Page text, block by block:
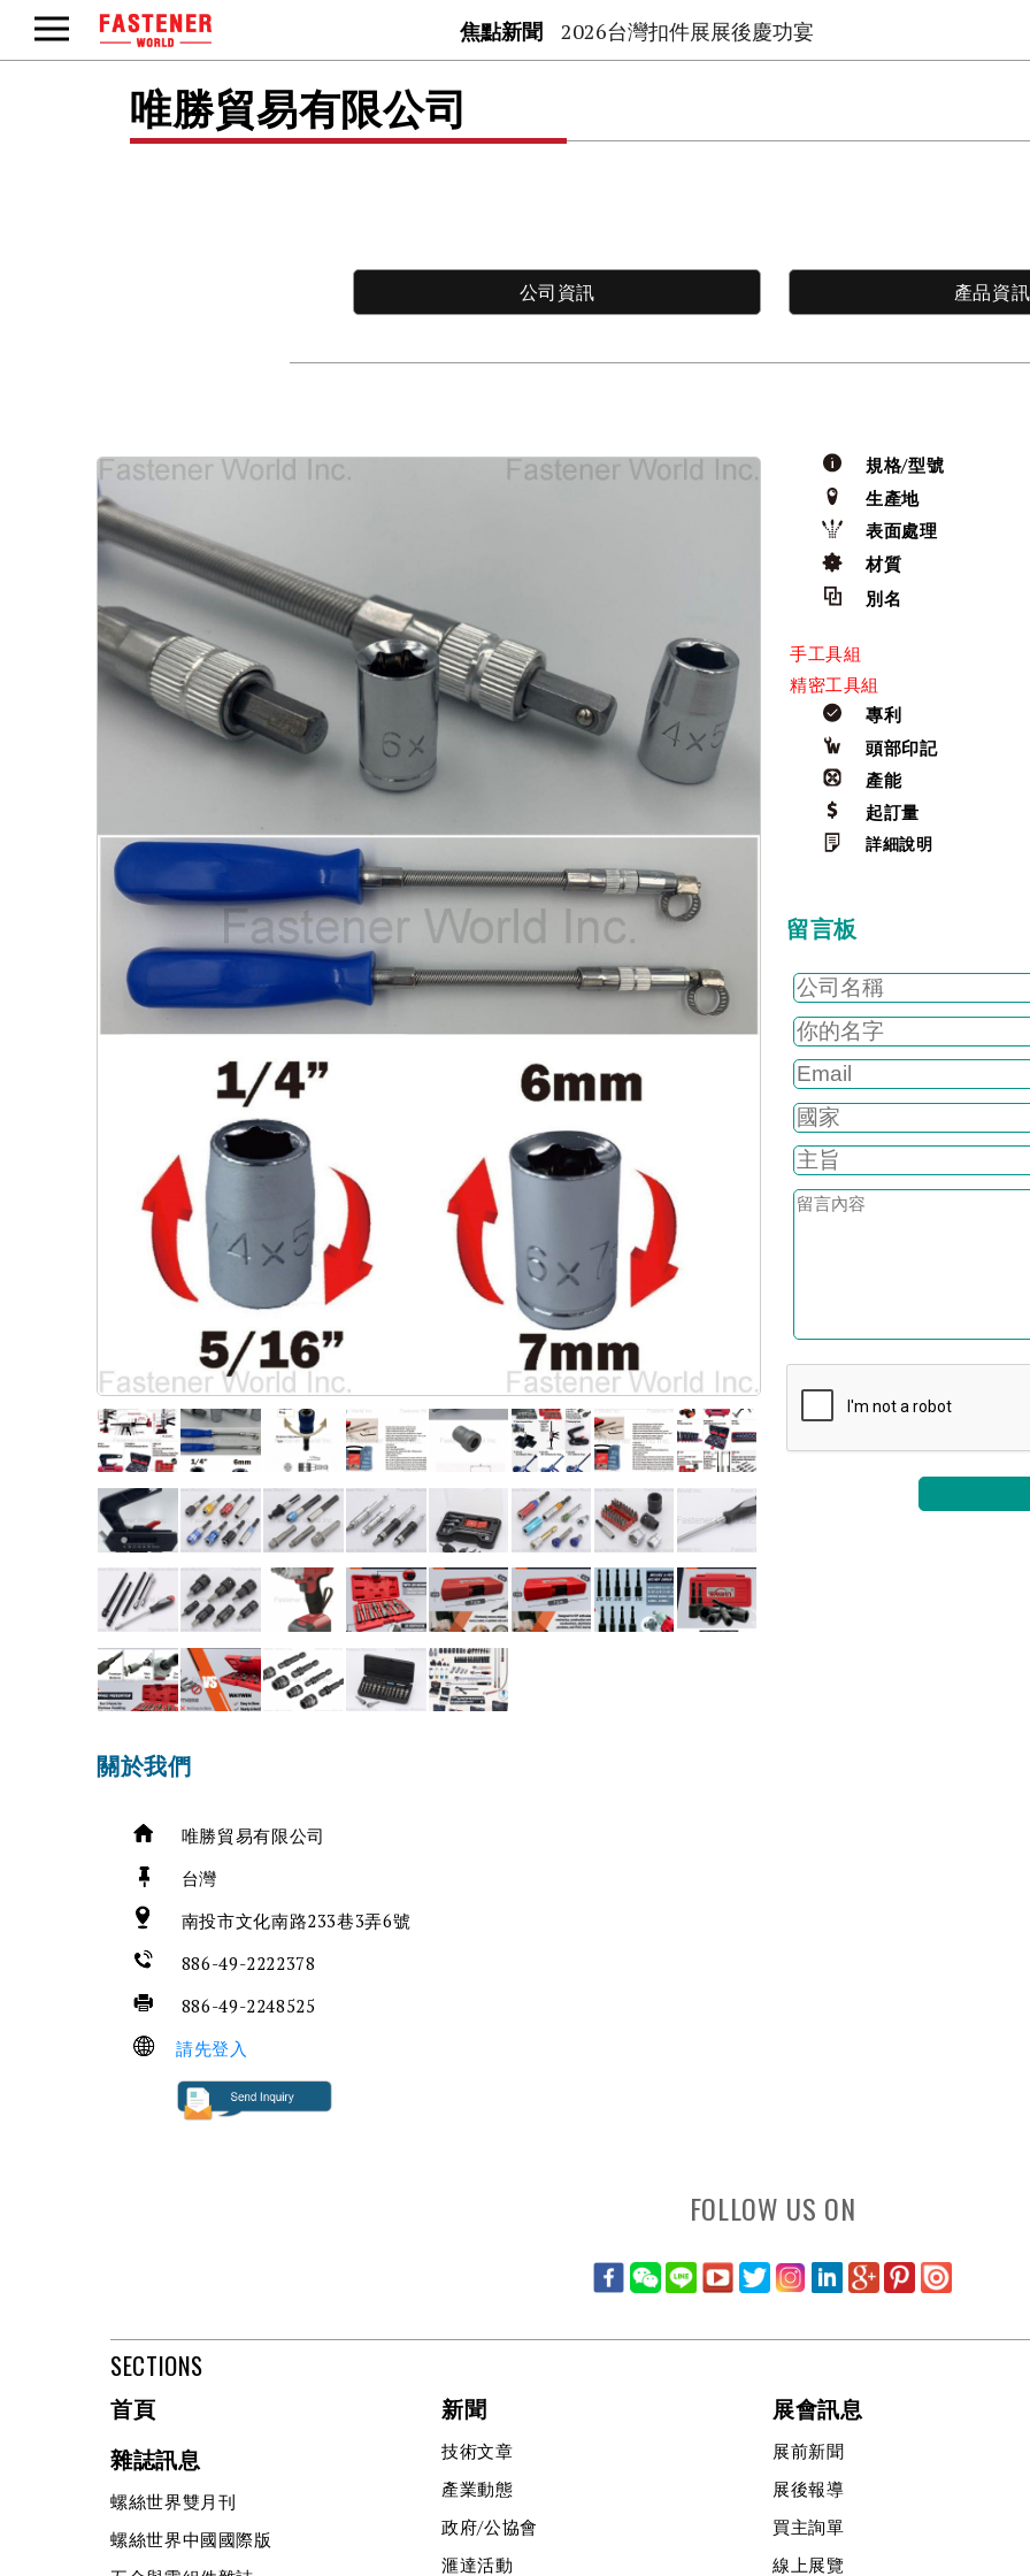
焦點新聞 2026台灣扣件展展後慶功宴
唯勝貿易有限公司
公司資訊 產品資訊
關於我們
唯勝貿易有限公司
台灣
南投市文化南路233巷3弄6號
886-49-2222378
886-49-2248525
請先登入
規格/型號
生產地
表面處理
材質
別名
手工具組
精密工具組
專利
頭部印記
產能
起訂量
詳細說明
留言板
FOLLOW US ON
SECTIONS
首頁
雜誌訊息
螺絲世界雙月刊
螺絲世界中國國際版
新聞
技術文章
產業動態
政府/公協會
滙達活動
展會訊息
展前新聞
展後報導
買主詢單
線上展覽